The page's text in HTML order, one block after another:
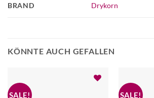
BRAND Drykorn
KÖNNTE AUCH GEFALLEN